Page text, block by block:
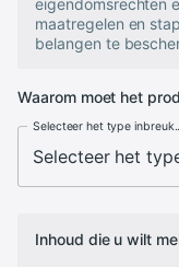
eigendomsrechten
maatregelen en
belangen te
Waarom moet het
Selecteer het type
Inhoud die u wilt